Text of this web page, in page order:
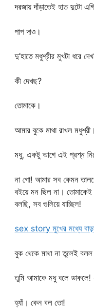
দরজায় দাঁড়াতেই হাত দুটো
পাপ দাও।
দু’হাতে মধুশ্রীর মুখটা ধরে
কী দেখছ?
তোমাকে।
আমার বুকে মাথা রাখল মধুশ্রী।
মধু, একটু আগে এই প্রশ্ন
না গো! আমার সব কেমন
বইয়ে মন ছিল না। তোমাকেই
বলছি, সব গুলিয়ে যাচ্ছিল!
sex story মুখের মধ্যে বাড়া
বুক থেকে মাথা না তুলেই
তুমি আমাকে মধু বলে
হ্যাঁ। কেন বল তো!